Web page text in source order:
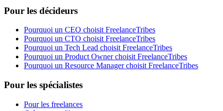
Pour les décideurs
Pourquoi un CEO choisit FreelanceTribes
Pourquoi un CTO choisit FreelanceTribes
Pourquoi un Tech Lead choisit FreelanceTribes
Pourquoi un Product Owner choisit FreelanceTribes
Pourquoi un Resource Manager choisit FreelanceTribes
Pour les spécialistes
Pour les freelances